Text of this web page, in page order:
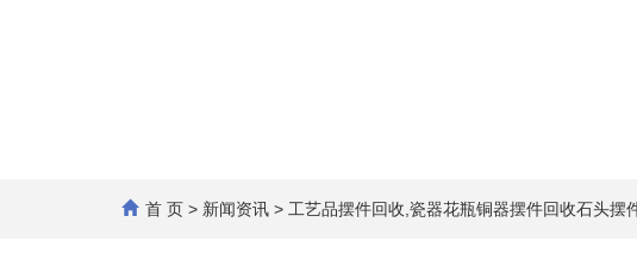
首 页 > 新闻资讯 > 工艺品摆件回收,瓷器花瓶铜器摆件回收石头